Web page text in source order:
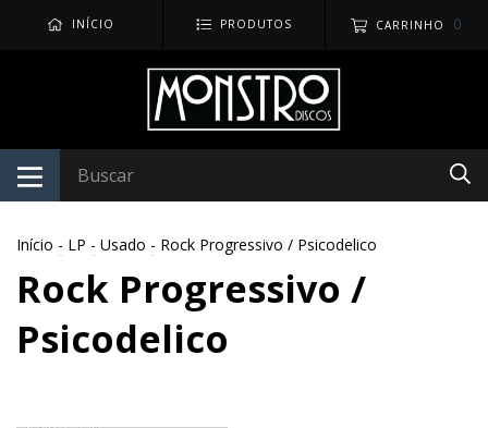
INÍCIO PRODUTOS CARRINHO 0
Início - LP - Usado - Rock Progressivo / Psicodelico
Rock Progressivo /
Psicodelico